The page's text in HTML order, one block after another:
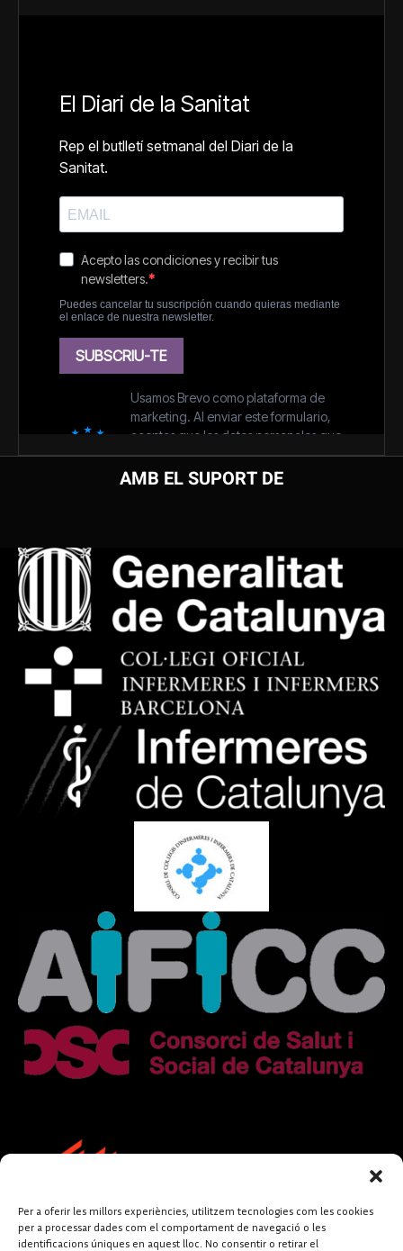
Per a oferir les millors experiències, utilitzem tecnologies com les cookies
per a processar dades com el comportament de navegació o les
identificacions úniques en aquest lloc. No consentir o retirar el
AMB EL SUPORT DE